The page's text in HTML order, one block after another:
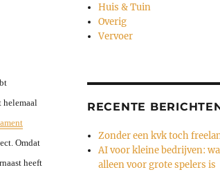
helemaal
Omdat
heeft
Huis & Tuin
Overig
Vervoer
RECENTE
Zonder een kvk toch
AI voor kleine bedrijven:
alleen voor grote spelers is